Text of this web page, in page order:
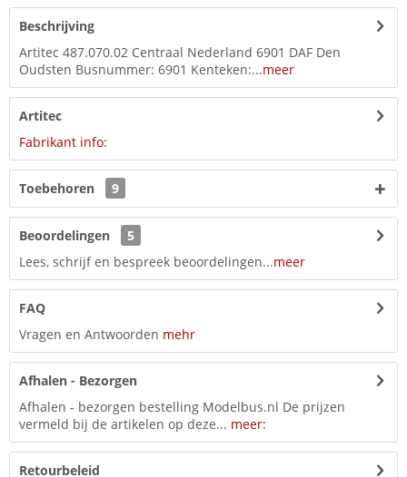
Beschrijving
Artitec 487.070.02 Centraal Nederland 6901 DAF Den
Oudsten Busnummer: 6901 Kenteken:...meer
Artitec
Fabrikant info:
Toebehoren 9
Beoordelingen
5
Lees, schrijf en bespreek beoordelingen...meer
FAQ
Vragen en Antwoorden mehr
Afhalen - Bezorgen
Afhalen - bezorgen bestelling Modelbus.nl De prijzen
vermeld bij de artikelen op deze... meer:
Retourbeleid